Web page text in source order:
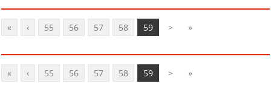
« ‹ 55 56 57 58 59 > »
« ‹ 55 56 57 58 59 > »